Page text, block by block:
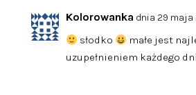
Kolorowanka dnia 29 maja
słodko
małe jest
uzupełnieniem każdego